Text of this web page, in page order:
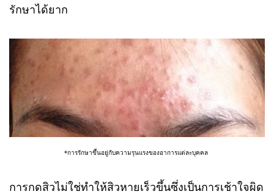
รักษาได้ยาก
*การรักษาขึ้นอยู่กับความรุนแรงของอาการแต่ละบุคคล
การกดสิวไม่ใช่ทำให้สิวหายเร็วขึ้นซึ่งเป็นการเช้าใจผิด